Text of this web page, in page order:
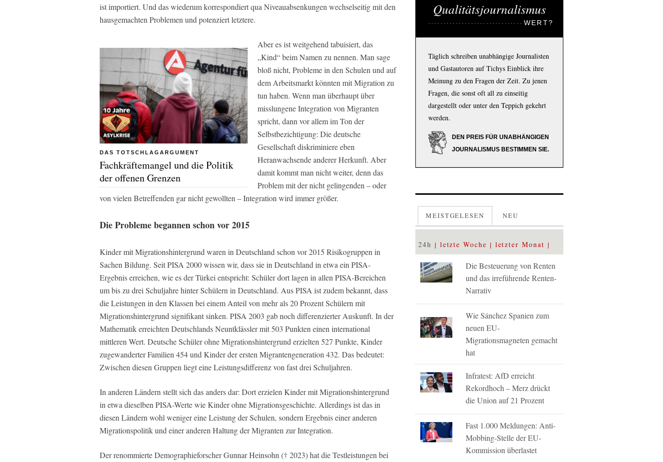
ist importiert. Und das wiederum korrespondiert qua Niveauabsenkungen wechselseitig mit den
hausgemachten Problemen und potenziert letztere.
DAS TOTSCHLAGARGUMENT
Fachkräftemangel und die Politik
der offenen Grenzen
Aber es ist weitgehend tabuisiert, das
„Kind“ beim Namen zu nennen. Man sage
bloß nicht, Probleme in den Schulen und auf
dem Arbeitsmarkt könnten mit Migration zu
tun haben. Wenn man überhaupt über
misslungene Integration von Migranten
spricht, dann vor allem im Ton der
Selbstbezichtigung: Die deutsche
Gesellschaft diskriminiere eben
Heranwachsende anderer Herkunft. Aber
damit kommt man nicht weiter, denn das
Problem mit der nicht gelingenden – oder
von vielen Betreffenden gar nicht gewollten – Integration wird immer größer.
Die Probleme begannen schon vor 2015
Kinder mit Migrationshintergrund waren in Deutschland schon vor 2015 Risikogruppen in
Sachen Bildung. Seit PISA 2000 wissen wir, dass sie in Deutschland in etwa ein PISA-
Ergebnis erreichen, wie es der Türkei entspricht: Schüler dort lagen in allen PISA-Bereichen
um bis zu drei Schuljahre hinter Schülern in Deutschland. Aus PISA ist zudem bekannt, dass
die Leistungen in den Klassen bei einem Anteil von mehr als 20 Prozent Schülern mit
Migrationshintergrund signifikant sinken. PISA 2003 gab noch differenzierter Auskunft. In der
Mathematik erreichten Deutschlands Neuntklässler mit 503 Punkten einen international
mittleren Wert. Deutsche Schüler ohne Migrationshintergrund erzielten 527 Punkte, Kinder
zugewanderter Familien 454 und Kinder der ersten Migrantengeneration 432. Das bedeutet:
Zwischen diesen Gruppen liegt eine Leistungsdifferenz von fast drei Schuljahren.
In anderen Ländern stellt sich das anders dar: Dort erzielen Kinder mit Migrationshintergrund
in etwa dieselben PISA-Werte wie Kinder ohne Migrationsgeschichte. Allerdings ist das in
diesen Ländern wohl weniger eine Leistung der Schulen, sondern Ergebnis einer anderen
Migrationspolitik und einer anderen Haltung der Migranten zur Integration.
Der renommierte Demographieforscher Gunnar Heinsohn († 2023) hat die Testleistungen bei
Qualitätsjournalismus
WERT?
Täglich schreiben unabhängige Journalisten
und Gastautoren auf Tichys Einblick ihre
Meinung zu den Fragen der Zeit. Zu jenen
Fragen, die sonst oft all zu einseitig
dargestellt oder unter den Teppich gekehrt
werden.
DEN PREIS FÜR UNABHÄNGIGEN
JOURNALISMUS BESTIMMEN SIE.
MEISTGELESEN NEU
24h letzte Woche letzter Monat
Die Besteuerung von Renten
und das irreführende Renten-
Narrativ
Wie Sánchez Spanien zum
neuen EU-
Migrationsmagneten gemacht
hat
Infratest: AfD erreicht
Rekordhoch – Merz drückt
die Union auf 21 Prozent
Fast 1.000 Meldungen: Anti-
Mobbing-Stelle der EU-
Kommission überlastet